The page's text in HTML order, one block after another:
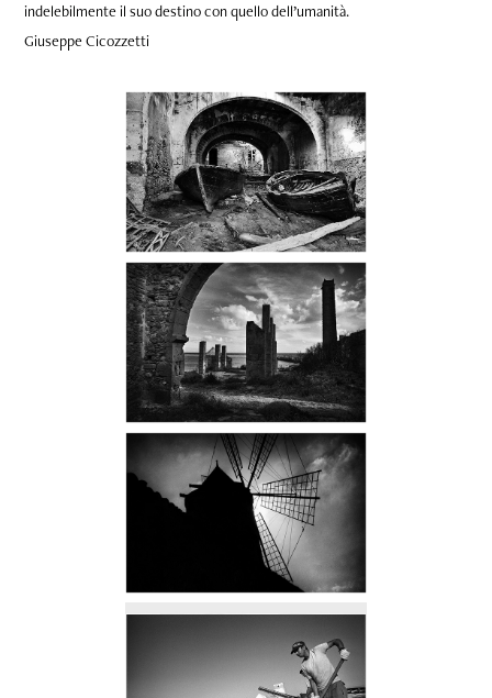
indelebilmente il suo destino con quello dell’umanità.
Giuseppe Cicozzetti